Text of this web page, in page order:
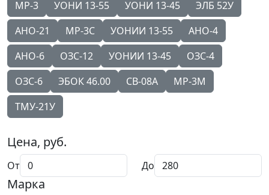
МР-3 УОНИ 13-55 УОНИ 13-45
ЭЛБ 52У
АНО-21
МР-3С УОНИИ 13-55
АНО-4
АНО-6
ОЗС-12 УОНИИ 13-45
ОЗС-4
ОЗС-6
ЭБОК 46.00 СВ-08А
МР-3М
ТМУ-21У
Цена, руб.
От До
Марка